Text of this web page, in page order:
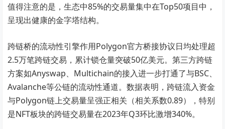
值得注意的是，生态中85%的交易量集中在Top50项目中，
呈现出健康的金字塔结构。
跨链桥的流动性引擎作用Polygon官方桥接协议日均处理超
2.5万笔跨链交易，累计锁仓量突破50亿美元。第三方跨链
方案如Anyswap、Multichain的接入进一步打通了与BSC、
Avalanche等公链的流动性通道。数据表明，跨链流入资金
与Polygon链上交易量呈强正相关（相关系数0.89），特别
是NFT板块的跨链交易量在2023年Q3环比激增340%。